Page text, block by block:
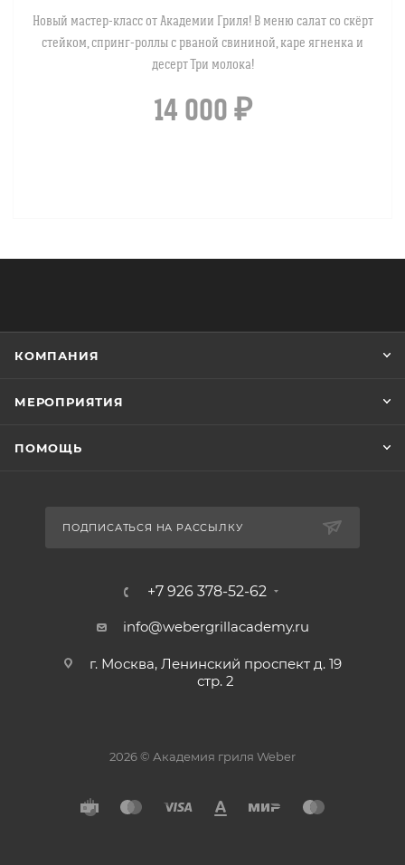
Новый мастер-класс от Академии Гриля! В меню салат со скёрт
стейком, спринг-роллы с рваной свининой, каре ягненка и
десерт Три молока!
14 000 ₽
КОМПАНИЯ
МЕРОПРИЯТИЯ
ПОМОЩЬ
ПОДПИСАТЬСЯ НА РАССЫЛКУ
+7 926 378-52-62
info@webergrillacademy.ru
г. Москва, Ленинский проспект д. 19
стр. 2
2026 © Академия гриля Weber